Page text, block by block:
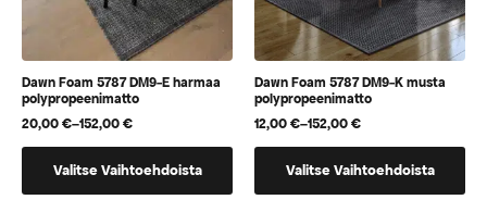
Dawn Foam 5787 DM9-E harmaa
polypropeenimatto
20,00€–152,00€
Hintaluokka:
20,00 €
152,00 €
Valitse Vaihtoehdoista
tuotteella
Dawn Foam 5787 DM9-K musta
polypropeenimatto
12,00€–152,00€
Hintaluokka:
12,00 €
152,00 €
Valitse Vaihtoehdoista
tuotteella